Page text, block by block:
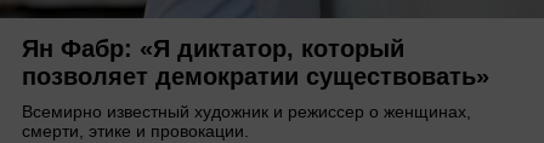
Ян Фабр: «Я диктатор, который
позволяет демократии существовать»
Всемирно известный художник и режиссер о женщинах,
смерти, этике и провокации.